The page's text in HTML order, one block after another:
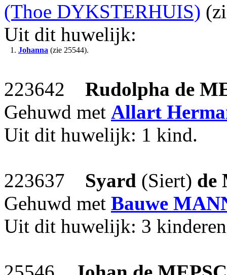
(Thoe DYKSTERHUIS)
Uit dit huwelijk:
1. Johanna (zie 25544).
223642 Rudolpha de
Gehuwd met Allart
Uit dit huwelijk: 1 kind.
223637 Syard (Siert) de
Gehuwd met Bauwe
Uit dit huwelijk: 3